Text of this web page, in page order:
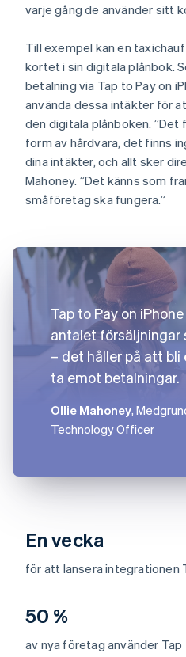
En vecka
för att lansera integrationen
50 %
av nya företag använder Tap
varje gång de använder sitt
Till exempel kan en
kortet i sin digitala plånbok.
betalning via Tap to Pay on
använda dessa intäkter för
den digitala plånboken. ”Det
form av hårdvara, det finns
dina intäkter, och allt sker
Mahoney. ”Det känns som
småföretag ska fungera.”
Tap to Pay on
antalet försäljningar
– det håller på att
ta emot betalningar.
Ollie Mahoney,
Technology Officer